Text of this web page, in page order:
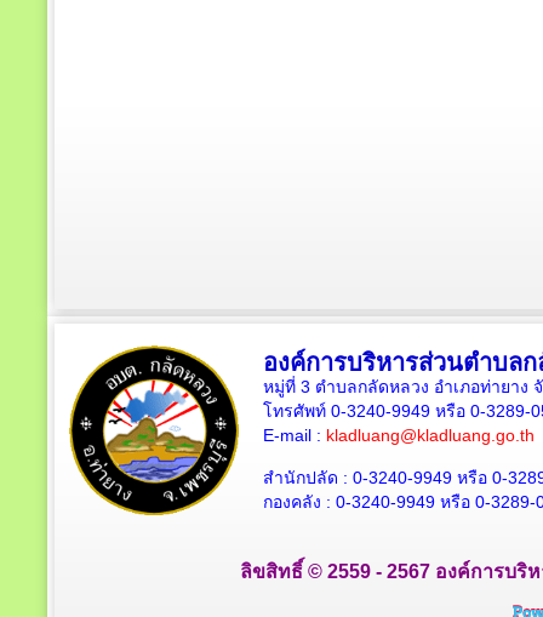
องค์การบริหารส่วนตำบลก
หมู่ที่ 3 ตำบลกลัดหลวง อำเภอท่ายาง
โทรศัพท์ 0-3240-9949 หรือ 0-3289-
E-mail : kladluang@kladluang.go.th
สำนักปลัด : 0-3240-9949 หรือ 0-
กองคลัง : 0-3240-9949 หรือ 0-3289-
ลิขสิทธิ์ © 2559 - 2567 องค์การบริ